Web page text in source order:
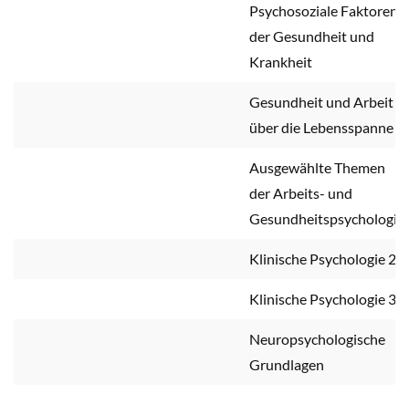
Psychosoziale Faktoren
der Gesundheit und
Krankheit
Gesundheit und Arbeit
über die Lebensspanne
Ausgewählte Themen
der Arbeits- und
Gesundheitspsychologie
Klinische Psychologie 2
Klinische Psychologie 3
Neuropsychologische
Grundlagen